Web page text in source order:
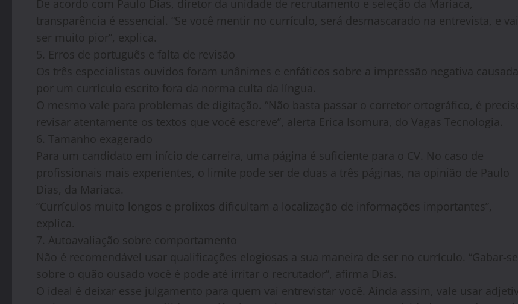
De acordo com Paulo Dias, diretor da unidade de recrutamento e seleção da Mariaca,
transparência é essencial. “Se você mentir no currículo, será desmascarado na entrevista, e vai
ser muito pior”, explica.
5. Erros de português e falta de revisão
Os três especialistas ouvidos foram unânimes e enfáticos sobre a impressão negativa causada
por um currículo escrito fora da norma culta da língua.
O mesmo vale para problemas de digitação. “Não basta passar o corretor ortográfico, é
revisar atentamente os textos que você escreve”, alerta Erica Isomura, do Vagas Tecnologia.
6. Tamanho exagerado
Para um candidato em início de carreira, uma página é suficiente para o CV. No caso de
profissionais mais experientes, o limite pode ser de duas a três páginas, na opinião de Paulo
Dias, da Mariaca.
“Currículos muito longos e prolixos dificultam a localização de informações importantes”,
explica.
7. Autoavaliação sobre comportamento
Não é recomendável usar qualificações elogiosas a sua maneira de ser no currículo. “Gabar-se
sobre o quão ousado você é pode até irritar o recrutador”, afirma Dias.
O ideal é deixar esse julgamento para quem vai entrevistar você. Ainda assim, vale usar